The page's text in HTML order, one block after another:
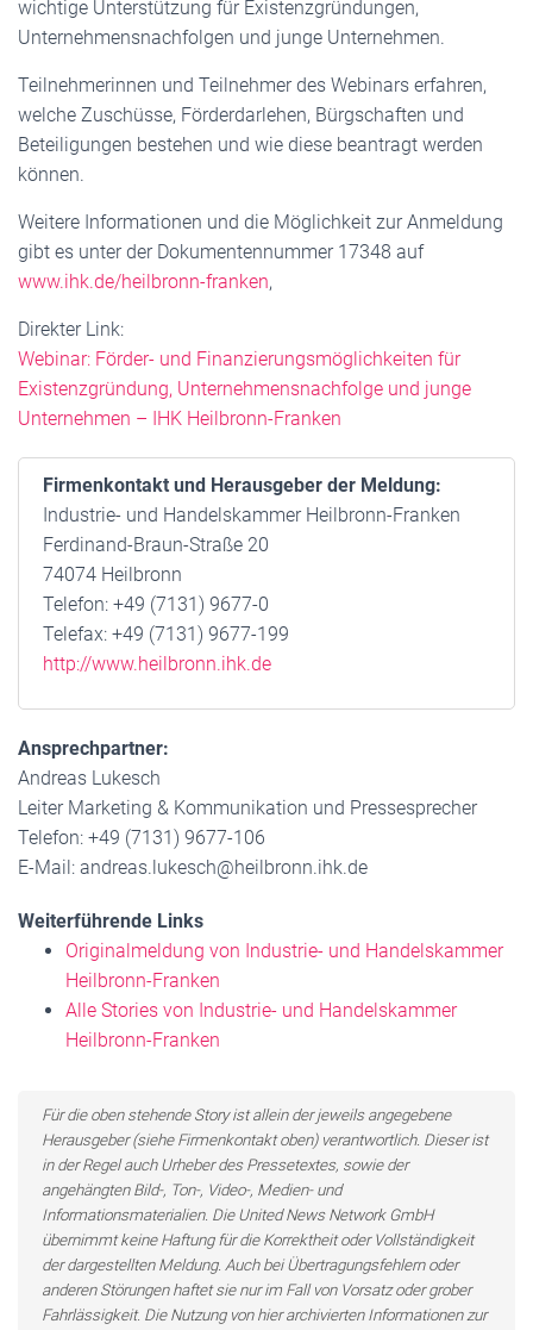
wichtige Unterstützung für Existenzgründungen,
Unternehmensnachfolgen und junge Unternehmen.
Teilnehmerinnen und Teilnehmer des Webinars erfahren,
welche Zuschüsse, Förderdarlehen, Bürgschaften und
Beteiligungen bestehen und wie diese beantragt werden
können.
Weitere Informationen und die Möglichkeit zur Anmeldung
gibt es unter der Dokumentennummer 17348 auf
www.ihk.de/heilbronn-franken,
Direkter Link:
Webinar: Förder- und Finanzierungsmöglichkeiten für
Existenzgründung, Unternehmensnachfolge und junge
Unternehmen – IHK Heilbronn-Franken
Firmenkontakt und Herausgeber der Meldung:
Industrie- und Handelskammer Heilbronn-Franken
Ferdinand-Braun-Straße 20
74074 Heilbronn
Telefon: +49 (7131) 9677-0
Telefax: +49 (7131) 9677-199
http://www.heilbronn.ihk.de
Ansprechpartner:
Andreas Lukesch
Leiter Marketing & Kommunikation und Pressesprecher
Telefon: +49 (7131) 9677-106
E-Mail: andreas.lukesch@heilbronn.ihk.de
Weiterführende Links
Originalmeldung von Industrie- und Handelskammer
Heilbronn-Franken
Alle Stories von Industrie- und Handelskammer
Heilbronn-Franken
Für die oben stehende Story ist allein der jeweils angegebene
Herausgeber (siehe Firmenkontakt oben) verantwortlich. Dieser ist
in der Regel auch Urheber des Pressetextes, sowie der
angehängten Bild-, Ton-, Video-, Medien- und
Informationsmaterialien. Die United News Network GmbH
übernimmt keine Haftung für die Korrektheit oder Vollständigkeit
der dargestellten Meldung. Auch bei Übertragungsfehlern oder
anderen Störungen haftet sie nur im Fall von Vorsatz oder grober
Fahrlässigkeit. Die Nutzung von hier archivierten Informationen zur